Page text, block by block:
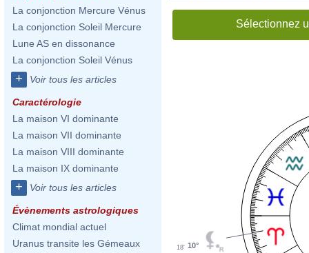
La conjonction Mercure Vénus
La conjonction Soleil Mercure
Lune AS en dissonance
La conjonction Soleil Vénus
+ Voir tous les articles
Caractérologie
La maison VI dominante
La maison VII dominante
La maison VIII dominante
La maison IX dominante
+ Voir tous les articles
Évènements astrologiques
Climat mondial actuel
Uranus transite les Gémeaux
Sélectionnez
10°
18'